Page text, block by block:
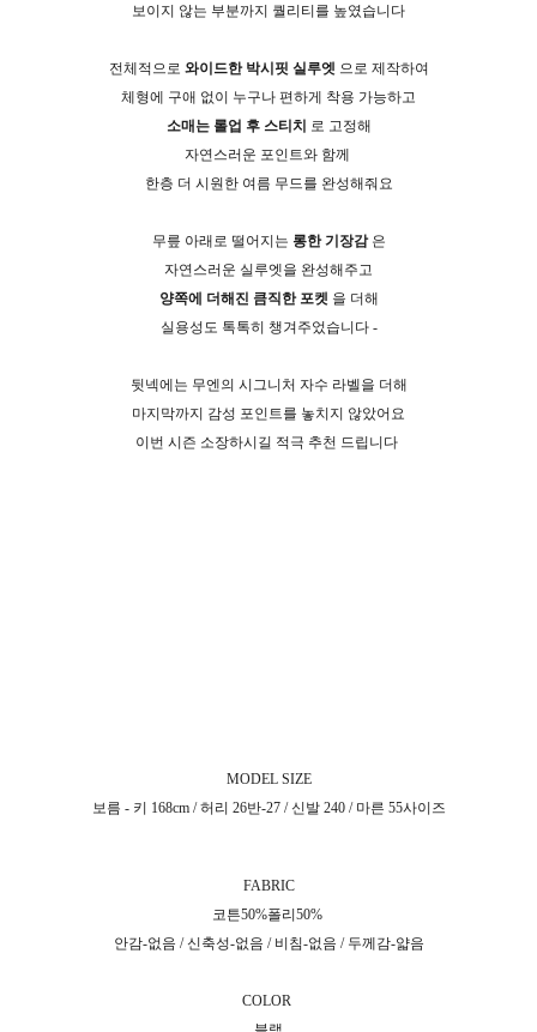
보이지 않는 부분까지 퀄리티를 높였습니다
전체적으로 와이드한 박시핏 실루엣 으로 제작하여
체형에 구애 없이 누구나 편하게 착용 가능하고
소매는 롤업 후 스티치 로 고정해
자연스러운 포인트와 함께
한층 더 시원한 여름 무드를 완성해줘요
무릎 아래로 떨어지는 롱한 기장감은
자연스러운 실루엣을 완성해주고
양쪽에 더해진 큼직한 포켓 을 더해
실용성도 톡톡히 챙겨주었습니다 -
뒷넥에는 무엔의 시그니처 자수 라벨을 더해
마지막까지 감성 포인트를 놓치지 않았어요
이번 시즌 소장하시길 적극 추천 드립니다
MODEL SIZE
보름 - 키 168cm / 허리 26반-27 / 신발 240 / 마른 55사이즈
FABRIC
코튼50%폴리50%
안감-없음 / 신축성-없음 / 비침-없음 / 두께감-얇음
COLOR